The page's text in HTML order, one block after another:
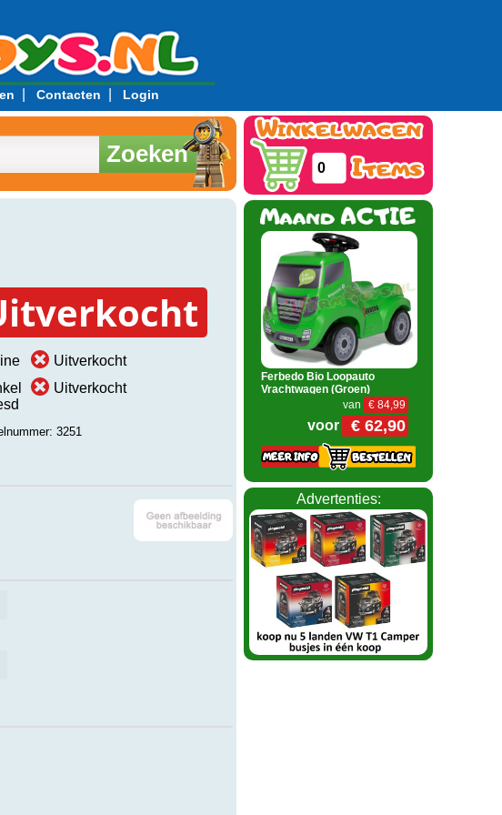
Contacten Login
Zoeken
Uitverkocht
Uitverkocht
3251
0
Ferbedo Bio Loopauto
Vrachtwagen (Groen)
€ 84,99
van
€ 62,90
voor
Advertenties: